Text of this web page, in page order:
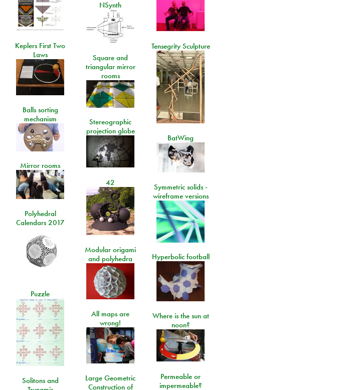
NSynth
Keplers First Two
Laws
Tensegrity Sculpture
Square and
triangular mirror
rooms
Balls sorting
mechanism
Stereographic
projection globe
BatWing
Mirror rooms
42
Symmetric solids -
wireframe versions
Polyhedral
Calendars 2017
Modular origami
and polyhedra
Hyperbolic football
Puzzle
All maps are
wrong!
Where is the sun at
noon?
Permeable or
impermeable?
Large Geometric
Construction of
Solitons and